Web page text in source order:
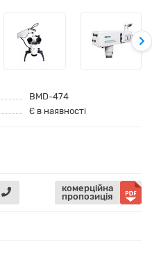
BMD-474
Є в наявності
комерційна
пропозиція